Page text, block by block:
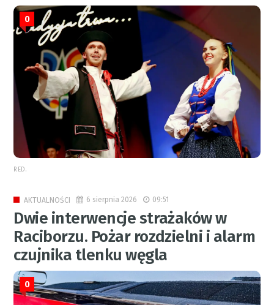
0
RED.
AKTUALNOŚCI 6 sierpnia 2026 09:51
Dwie interwencje strażaków w
Raciborzu. Pożar rozdzielni i alarm
czujnika tlenku węgla
0